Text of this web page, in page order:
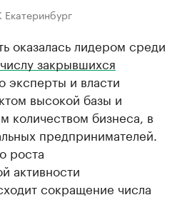
оказалась лидером среди
закрывшихся
эксперты и власти
высокой базы и
количеством бизнеса, в
предпринимателей.
роста
активности
сокращение числа